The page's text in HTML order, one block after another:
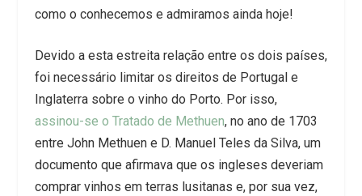
como o conhecemos e admiramos ainda hoje!
Devido a esta estreita relação entre os dois países,
foi necessário limitar os direitos de Portugal e
Inglaterra sobre o vinho do Porto. Por isso,
assinou-se o Tratado de Methuen, no ano de 1703
entre John Methuen e D. Manuel Teles da Silva, um
documento que afirmava que os ingleses deveriam
comprar vinhos em terras lusitanas e, por sua vez,